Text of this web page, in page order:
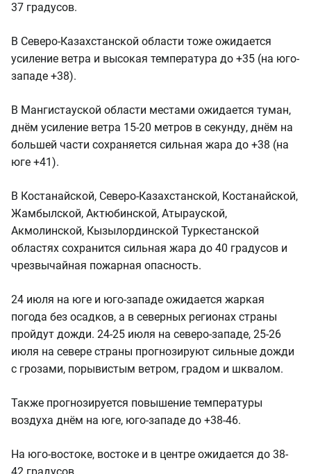
37 градусов.
В Северо-Казахстанской области тоже ожидается
усиление ветра и высокая температура до +35 (на юго-
западе +38).
В Мангистауской области местами ожидается туман,
днём усиление ветра 15-20 метров в секунду, днём на
большей части сохраняется сильная жара до +38 (на
юге +41).
В Костанайской, Северо-Казахстанской, Костанайской,
Жамбылской, Актюбинской, Атырауской,
Акмолинской, Кызылординской Туркестанской
областях сохранится сильная жара до 40 градусов и
чрезвычайная пожарная опасность.
24 июля на юге и юго-западе ожидается жаркая
погода без осадков, а в северных регионах страны
пройдут дожди. 24-25 июля на северо-западе, 25-26
июля на севере страны прогнозируют сильные дожди
с грозами, порывистым ветром, градом и шквалом.
Также прогнозируется повышение температуры
воздуха днём на юге, юго-западе до +38-46.
На юго-востоке, востоке и в центре ожидается до 38-